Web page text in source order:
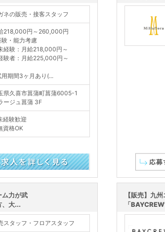
ネの販売・接客スタッフ
218,000円～260,000円
・能力考慮
経験：月給218,000円～
験者：月給225,000円～
期間3ヶ月あり(...
県久喜市菖蒲町菖蒲6005-1
ージュ菖蒲 3F
経験歓迎
資格OK
ム力が武
、大...
スタッフ・フロアスタッフ
【販売】九
「